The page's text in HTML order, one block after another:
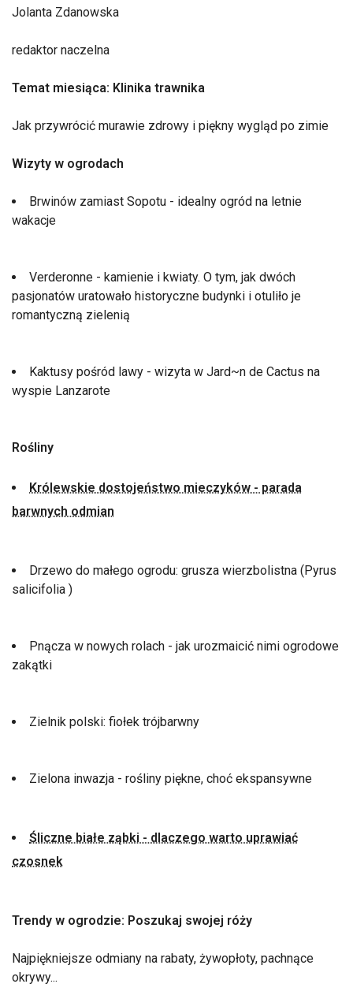
Jolanta Zdanowska
redaktor naczelna
Temat miesiąca: Klinika trawnika
Jak przywrócić murawie zdrowy i piękny wygląd po zimie
Wizyty w ogrodach
Brwinów zamiast Sopotu - idealny ogród na letnie
wakacje
Verderonne - kamienie i kwiaty. O tym, jak dwóch
pasjonatów uratowało historyczne budynki i otuliło je
romantyczną zielenią
Kaktusy pośród lawy - wizyta w Jard~n de Cactus na
wyspie Lanzarote
Rośliny
Królewskie dostojeństwo mieczyków - parada
barwnych odmian
Drzewo do małego ogrodu: grusza wierzbolistna (Pyrus
salicifolia )
Pnącza w nowych rolach - jak urozmaicić nimi ogrodowe
zakątki
Zielnik polski: fiołek trójbarwny
Zielona inwazja - rośliny piękne, choć ekspansywne
Śliczne białe ząbki - dlaczego warto uprawiać
czosnek
Trendy w ogrodzie: Poszukaj swojej róży
Najpiękniejsze odmiany na rabaty, żywopłoty, pachnące
okrywy...